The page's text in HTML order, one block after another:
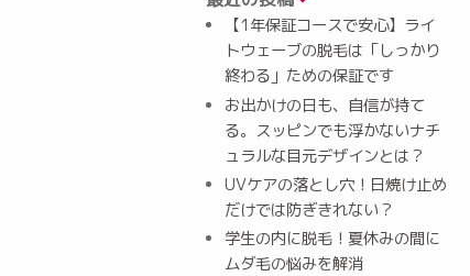
【1年保証コースで安心】ライ
トウェーブの脱毛は「しっかり
終わる」ための保証です
お出かけの日も、自信が持て
る。スッピンでも浮かないナチ
ュラルな目元デザインとは？
UVケアの落とし穴！日焼け止め
だけでは防ぎきれない？
学生の内に脱毛！夏休みの間に
ムダ毛の悩みを解消